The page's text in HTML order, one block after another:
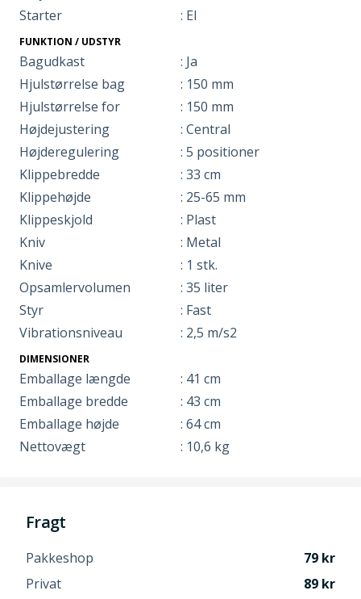
Starter
: El
FUNKTION / UDSTYR
Bagudkast
: Ja
Hjulstørrelse bag
: 150 mm
Hjulstørrelse for
: 150 mm
Højdejustering
: Central
Højderegulering
: 5 positioner
Klippebredde
: 33 cm
Klippehøjde
: 25-65 mm
Klippeskjold
: Plast
Kniv
: Metal
Knive
: 1 stk.
Opsamlervolumen
: 35 liter
Styr
: Fast
Vibrationsniveau
: 2,5 m/s2
DIMENSIONER
Emballage længde
: 41 cm
Emballage bredde
: 43 cm
Emballage højde
: 64 cm
Nettovægt
: 10,6 kg
Fragt
Pakkeshop
79
Privat
89